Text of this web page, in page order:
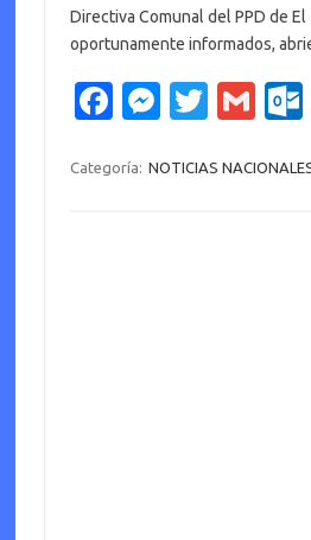
Directiva Comunal del PPD de
oportunamente informados,
Fa
e
M
se
T
it
G
ail
Categoría: NOTICIAS